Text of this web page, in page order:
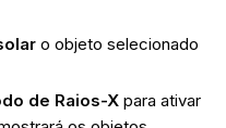
o objeto selecionado
de Raios-Xpara ativar